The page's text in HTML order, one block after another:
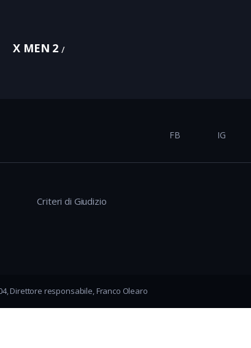
X MEN 2
FB IG
Criteri di Giudizio
Direttore responsabile, Franco Olearo